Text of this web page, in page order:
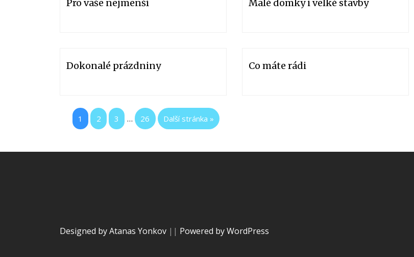
Pro vaše nejmenší Malé domky i velké stavby
Dokonalé prázdniny Co máte rádi
1 2 3 ... 26 Další stránka »
Designed by Atanas Yonkov || Powered by WordPress